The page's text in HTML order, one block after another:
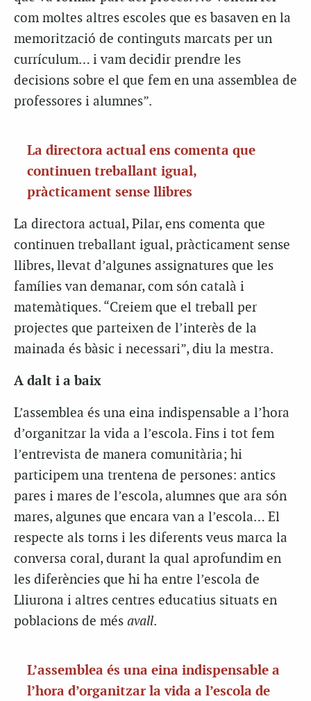
com moltes altres escoles que es basaven en la
memorització de continguts marcats per un
currículum… i vam decidir prendre les
decisions sobre el que fem en una assemblea de
professores i alumnes”.
La directora actual ens comenta que
continuen treballant igual,
pràcticament sense llibres
La directora actual, Pilar, ens comenta que
continuen treballant igual, pràcticament sense
llibres, llevat d’algunes assignatures que les
famílies van demanar, com són català i
matemàtiques. “Creiem que el treball per
projectes que parteixen de l’interès de la
mainada és bàsic i necessari”, diu la mestra.
A dalt i a baix
L’assemblea és una eina indispensable a l’hora
d’organitzar la vida a l’escola. Fins i tot fem
l’entrevista de manera comunitària; hi
participem una trentena de persones: antics
pares i mares de l’escola, alumnes que ara són
mares, algunes que encara van a l’escola… El
respecte als torns i les diferents veus marca la
conversa coral, durant la qual aprofundim en
les diferències que hi ha entre l’escola de
Lliurona i altres centres educatius situats en
poblacions de més avall.
L’assemblea és una eina indispensable a
l’hora d’organitzar la vida a l’escola de